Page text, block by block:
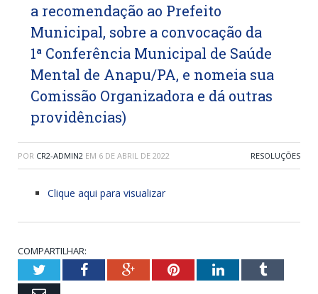
a recomendação ao Prefeito
Municipal, sobre a convocação da
1ª Conferência Municipal de Saúde
Mental de Anapu/PA, e nomeia sua
Comissão Organizadora e dá outras
providências)
POR CR2-ADMIN2 EM 6 DE ABRIL DE 2022 RESOLUÇÕES
Clique aqui para visualizar
COMPARTILHAR:
TwitterFacebookGoogle+PinterestLinkedInTumblr